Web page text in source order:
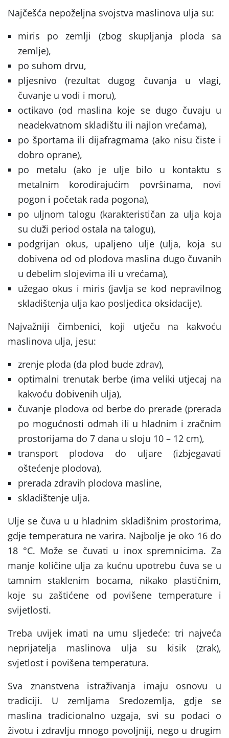
Najčešća nepoželjna svojstva maslinova ulja su:
miris po zemlji (zbog skupljanja ploda sa
zemlje),
po suhom drvu,
pljesnivo (rezultat dugog čuvanja u vlagi,
čuvanje u vodi i moru),
octikavo (od maslina koje se dugo čuvaju u
neadekvatnom skladištu ili najlon vrećama),
po športama ili dijafragmama (ako nisu čiste i
dobro oprane),
po metalu (ako je ulje bilo u kontaktu s
metalnim korodirajućim površinama, novi
pogon i početak rada pogona),
po uljnom talogu (karakterističan za ulja koja
su duži period ostala na talogu),
podgrijan okus, upaljeno ulje (ulja, koja su
dobivena od od plodova maslina dugo čuvanih
u debelim slojevima ili u vrećama),
užegao okus i miris (javlja se kod nepravilnog
skladištenja ulja kao posljedica oksidacije).
Najvažniji čimbenici, koji utječu na kakvoću
maslinova ulja, jesu:
zrenje ploda (da plod bude zdrav),
optimalni trenutak berbe (ima veliki utjecaj na
kakvoću dobivenih ulja),
čuvanje plodova od berbe do prerade (prerada
po mogućnosti odmah ili u hladnim i zračnim
prostorijama do 7 dana u sloju 10 – 12 cm),
transport plodova do uljare (izbjegavati
oštećenje plodova),
prerada zdravih plodova masline,
skladištenje ulja.
Ulje se čuva u u hladnim skladišnim prostorima,
gdje temperatura ne varira. Najbolje je oko 16 do
18 °C. Može se čuvati u inox spremnicima. Za
manje količine ulja za kućnu upotrebu čuva se u
tamnim staklenim bocama, nikako plastičnim,
koje su zaštićene od povišene temperature i
svijetlosti.
Treba uvijek imati na umu sljedeće: tri najveća
neprijatelja maslinova ulja su kisik (zrak),
svjetlost i povišena temperatura.
Sva znanstvena istraživanja imaju osnovu u
tradiciji. U zemljama Sredozemlja, gdje se
maslina tradicionalno uzgaja, svi su podaci o
životu i zdravlju mnogo povoljniji, nego u drugim